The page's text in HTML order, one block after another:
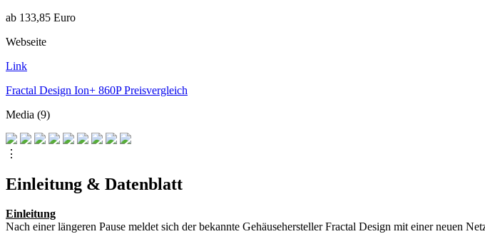
ab 133,85 Euro
Webseite
Link
Fractal Design Ion+ 860P Preisvergleich
Media (9)
⋮
Einleitung & Datenblatt
Einleitung
Nach einer längeren Pause meldet sich der bekannte Gehäusehersteller Fractal Design mit einer neuen